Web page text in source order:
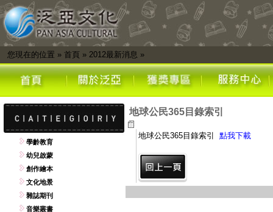
您現在的位置 » 首頁 » 2012最新消息 »
學齡教育
幼兒啟蒙
創作繪本
文化地景
雜誌期刊
音樂叢書
地球公民365目錄索引
地球公民365目錄索引 點我下載